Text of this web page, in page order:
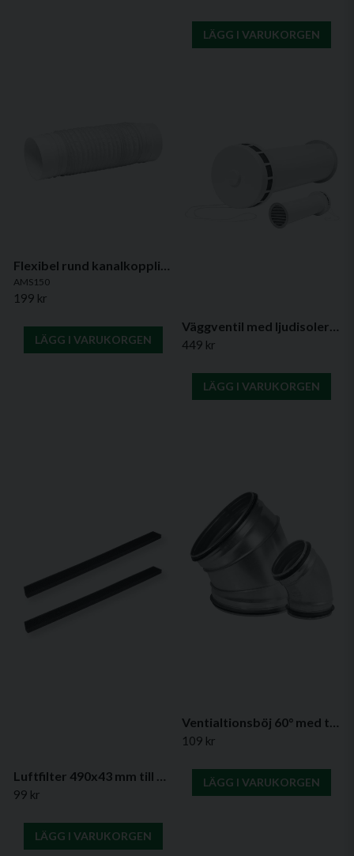
LÄGG I VARUKORGEN
AMS150
199 kr
LÄGG I VARUKORGEN
Väggventil med ljudisolering (kit)
449 kr
LÄGG I VARUKORGEN
Luftfilter 490x43 mm till SPK2 väggventil – välj filterklass
99 kr
LÄGG I VARUKORGEN
Ventialtionsböj 60° med tätning – (Flera diametrar)
109 kr
LÄGG I VARUKORGEN